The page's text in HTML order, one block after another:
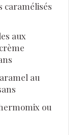
caramélisés
aux
au
ou